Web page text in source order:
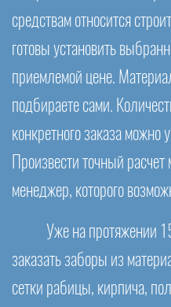
средствам относится
готовы установить
приемлемой цене.
подбираете сами.
конкретного заказа можно
Произвести точный
менеджер, которого
Уже на протяжении
заказать заборы из
сетки рабицы, кирпича,